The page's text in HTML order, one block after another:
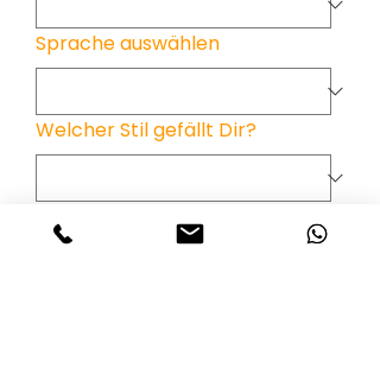
Sprache auswählen
Welcher Stil gefällt Dir?
Deine Wünsche und
Informationen